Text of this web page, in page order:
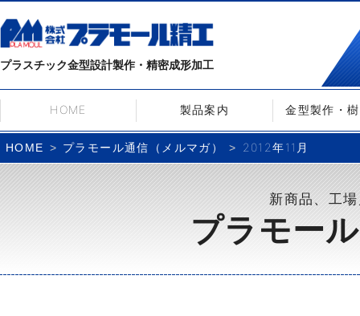
プラスチック金型設計製作・精密成形加工
HOME 製品案内 金型製作・
HOME プラモール通信（メルマガ） 2012年11月
新商品、工
プラモー